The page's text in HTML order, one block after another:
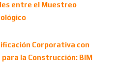
entre el Muestreo
Corporativa con
la Construcción: BIM